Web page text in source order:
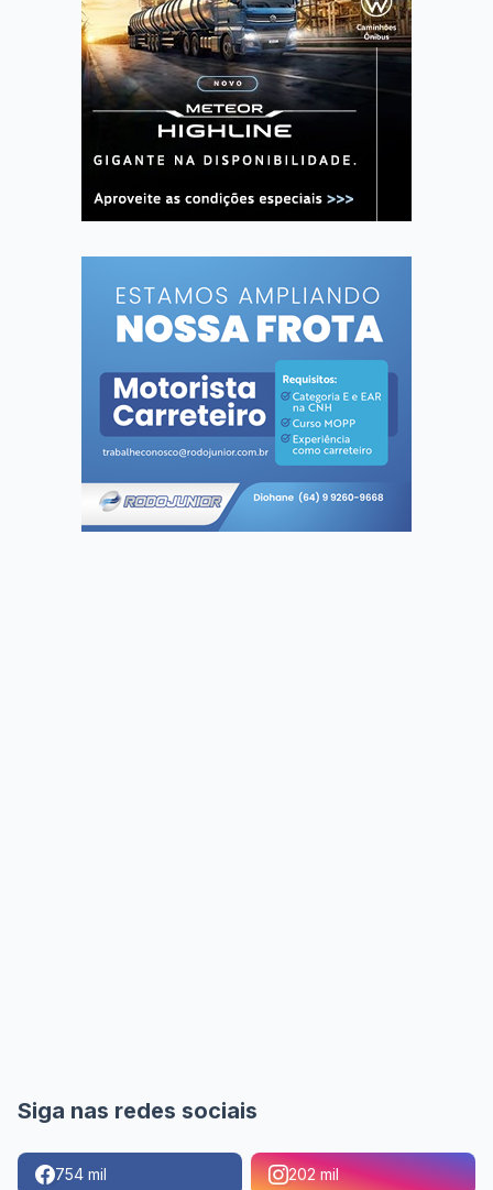
Siga nas redes sociais
754 mil 202 mil